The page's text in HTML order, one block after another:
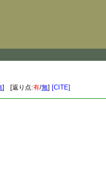
] [返り点:有/無] [CITE]